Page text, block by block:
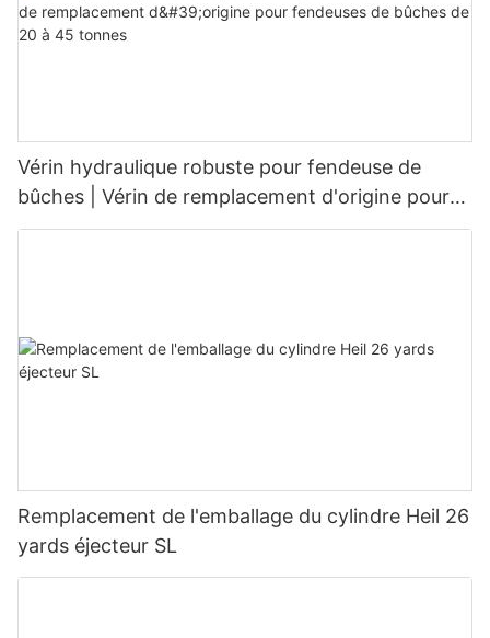
Vérin hydraulique robuste pour fendeuse de
bûches | Vérin de remplacement d'origine pour
fendeuses de bûches de 20 à 45 tonnes
Remplacement de l'emballage du cylindre Heil 26
yards éjecteur SL